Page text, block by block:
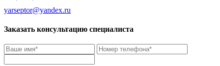
yarseptor@yandex.ru
Заказать консультацию специалиста